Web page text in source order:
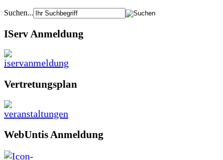
Suchen...
IServ Anmeldung
Vertretungsplan
WebUntis Anmeldung